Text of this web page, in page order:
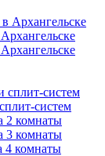
Архангельске
сплит-систем
систем
2 комнаты
3 комнаты
4 комнаты